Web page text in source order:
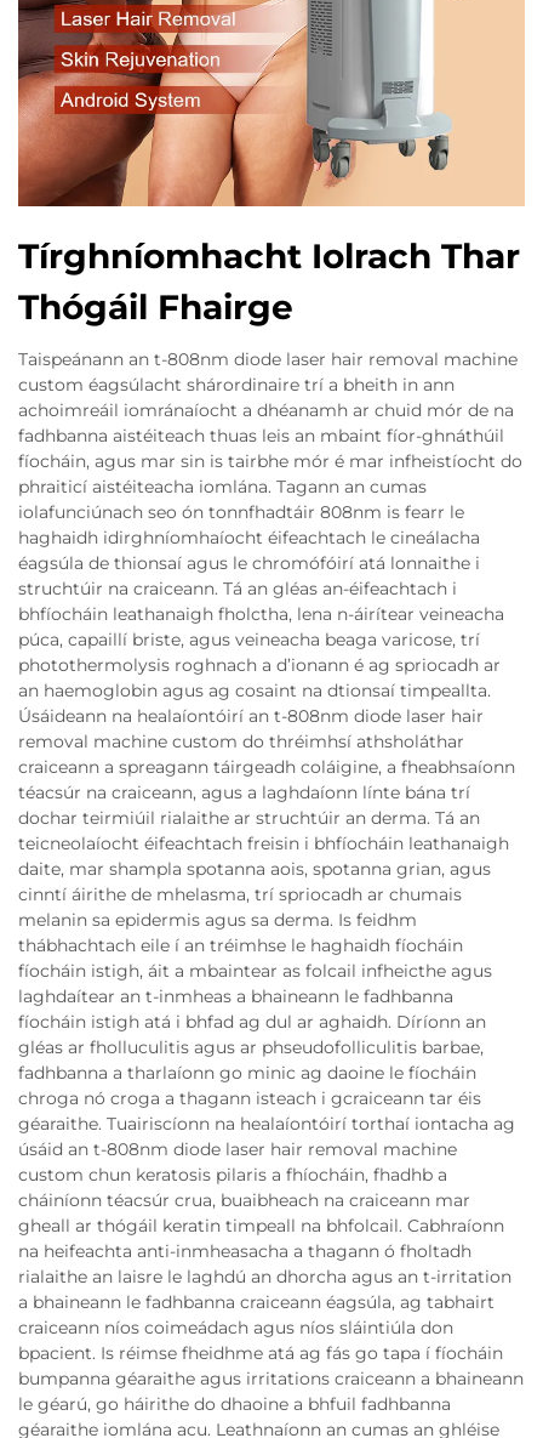
Tírghníomhacht Iolrach Thar
Thógáil Fhairge
Taispeánann an t-808nm diode laser hair removal machine
custom éagsúlacht shárordinaire trí a bheith in ann
achoimreáil iomránaíocht a dhéanamh ar chuid mór de na
fadhbanna aistéiteach thuas leis an mbaint fíor-ghnáthúil
fíocháin, agus mar sin is tairbhe mór é mar infheistíocht do
phraiticí aistéiteacha iomlána. Tagann an cumas
iolafunciúnach seo ón tonnfhadtáir 808nm is fearr le
haghaidh idirghníomhaíocht éifeachtach le cineálacha
éagsúla de thionsaí agus le chromófóirí atá lonnaithe i
struchtúir na craiceann. Tá an gléas an-éifeachtach i
bhfíocháin leathanaigh fholctha, lena n-áirítear veineacha
púca, capaillí briste, agus veineacha beaga varicose, trí
photothermolysis roghnach a d’ionann é ag spriocadh ar
an haemoglobin agus ag cosaint na dtionsaí timpeallta.
Úsáideann na healaíontóirí an t-808nm diode laser hair
removal machine custom do thréimhsí athsholáthar
craiceann a spreagann táirgeadh coláigine, a fheabhsaíonn
téacsúr na craiceann, agus a laghdaíonn línte bána trí
dochar teirmiúil rialaithe ar struchtúir an derma. Tá an
teicneolaíocht éifeachtach freisin i bhfíocháin leathanaigh
daite, mar shampla spotanna aois, spotanna grian, agus
cinntí áirithe de mhelasma, trí spriocadh ar chumais
melanin sa epidermis agus sa derma. Is feidhm
thábhachtach eile í an tréimhse le haghaidh fíocháin
fíocháin istigh, áit a mbaintear as folcail infheicthe agus
laghdaítear an t-inmheas a bhaineann le fadhbanna
fíocháin istigh atá i bhfad ag dul ar aghaidh. Díríonn an
gléas ar fholluculitis agus ar phseudofolliculitis barbae,
fadhbanna a tharlaíonn go minic ag daoine le fíocháin
chroga nó croga a thagann isteach i gcraiceann tar éis
géaraithe. Tuairiscíonn na healaíontóirí torthaí iontacha ag
úsáid an t-808nm diode laser hair removal machine
custom chun keratosis pilaris a fhíocháin, fhadhb a
cháiníonn téacsúr crua, buaibheach na craiceann mar
gheall ar thógáil keratin timpeall na bhfolcail. Cabhraíonn
na heifeachta anti-inmheasacha a thagann ó fholtadh
rialaithe an laisre le laghdú an dhorcha agus an t-irritation
a bhaineann le fadhbanna craiceann éagsúla, ag tabhairt
craiceann níos coimeádach agus níos sláintiúla don
bpacient. Is réimse fheidhme atá ag fás go tapa í fíocháin
bumpanna géaraithe agus irritations craiceann a bhaineann
le géarú, go háirithe do dhaoine a bhfuil fadhbanna
géaraithe iomlána acu. Leathnaíonn an cumas an ghléise